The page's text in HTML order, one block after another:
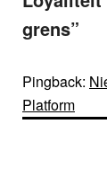
grens”
Pingback:
Platform